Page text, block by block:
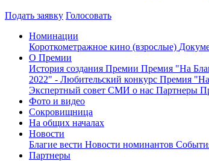
Подать заявку Голосовать
Номинации
Короткометражное кино (взрослые)
О Премии
История создания Премии Премия "На
2022" - Любительский конкурс Премия "На
Экспертный совет СМИ о нас Партнеры
Фото и видео
Сокровищница
На общих началах
Новости
Благие вести Новости номинантов
Партнеры